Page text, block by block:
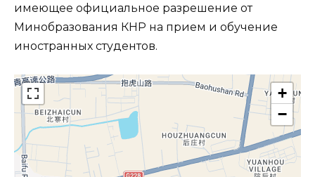
имеющее официальное разрешение от
Минобразования КНР на прием и обучение
иностранных студентов.
+
−